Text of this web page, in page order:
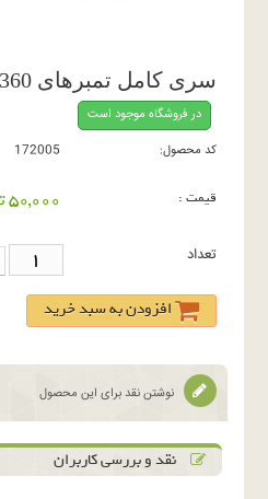
سری کامل تمبرهای 1360
در فروشگاه موجود است
کد محصول:
172005
قیمت : 50,000 تومان
تعداد
افزودن به سبد خرید
نوشتن نقد برای این محصول
نقد و بررسی کاربران